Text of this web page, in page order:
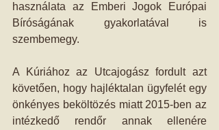
használata az Emberi Jogok Európai
Bíróságának gyakorlatával is
szembemegy.
A Kúriához az Utcajogász fordult azt
követően, hogy hajléktalan ügyfelét egy
önkényes beköltözés miatt 2015-ben az
intézkedő rendőr annak ellenére